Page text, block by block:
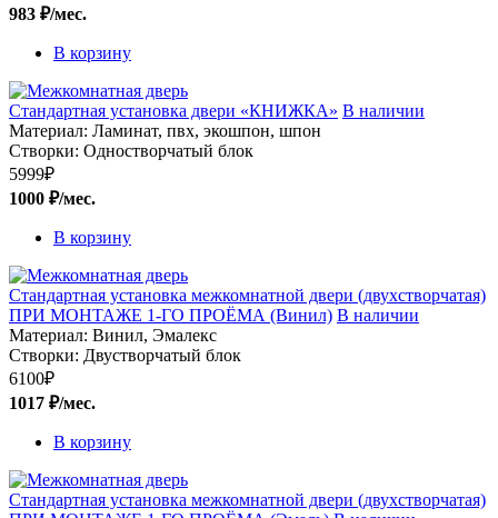
983 ₽/мес.
В корзину
Стандартная установка двери «КНИЖКА» В наличии
Материал: Ламинат, пвх, экошпон, шпон
Створки: Одностворчатый блок
5999₽
1000 ₽/мес.
В корзину
Стандартная установка межкомнатной двери (двухстворчатая)
ПРИ МОНТАЖЕ 1-ГО ПРОЁМА (Винил) В наличии
Материал: Винил, Эмалекс
Створки: Двустворчатый блок
6100₽
1017 ₽/мес.
В корзину
Стандартная установка межкомнатной двери (двухстворчатая)